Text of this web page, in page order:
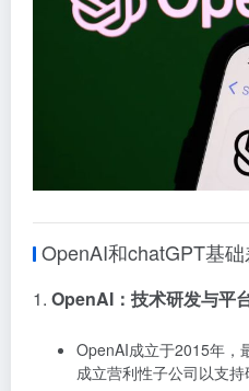
OpenAI和chatGPT基
1. OpenAI：技术研发与平
OpenAI成立于2015年，
成立营利性子公司以支持